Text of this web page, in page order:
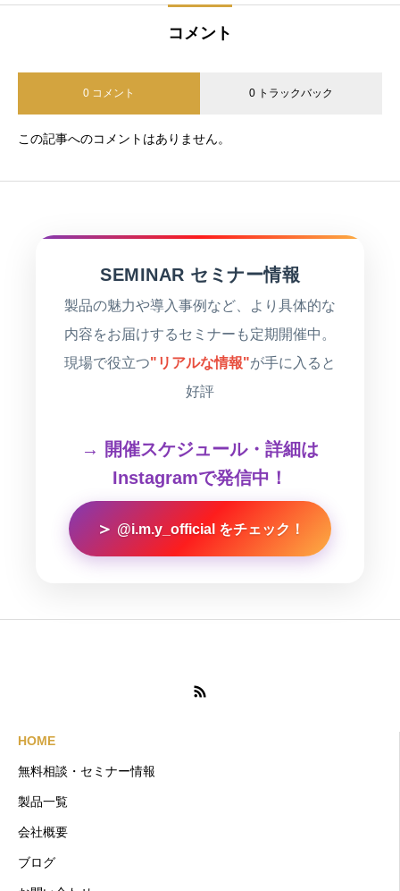
コメント
0 コメント 0 トラックバック
この記事へのコメントはありません。
SEMINAR セミナー情報
製品の魅力や導入事例など、より具体的な
内容をお届けするセミナーも定期開催中。
現場で役立つ"リアルな情報"が手に入ると
好評
→ 開催スケジュール・詳細は
Instagramで発信中！
＞ @i.m.y_official をチェック！
HOME
無料相談・セミナー情報
製品一覧
会社概要
ブログ